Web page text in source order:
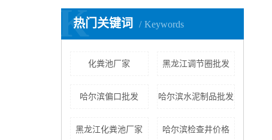
热门关键词 Keywords
K
化粪池厂家 黑龙江调节圈批发
哈尔滨偏口批发 哈尔滨水泥制品批发
黑龙江化粪池厂家 哈尔滨检查井价格